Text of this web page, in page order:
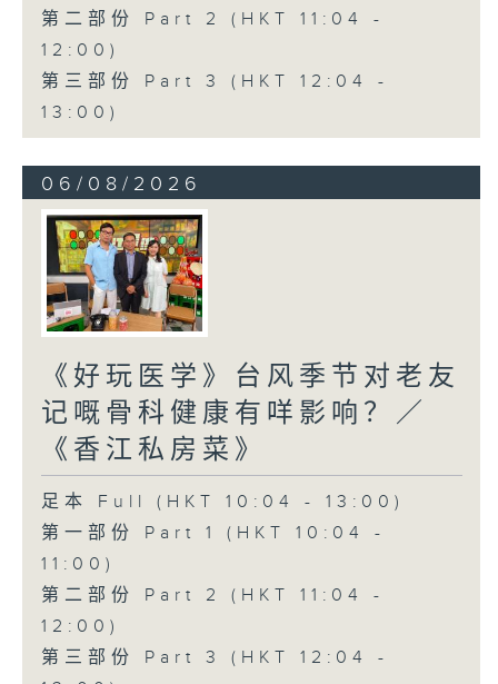
第二部份 Part 2 (HKT 11:04 -
12:00)
第三部份 Part 3 (HKT 12:04 -
13:00)
06/08/2026
《好玩医学》台风季节对老友
记嘅骨科健康有咩影响？／
《香江私房菜》
足本 Full (HKT 10:04 - 13:00)
第一部份 Part 1 (HKT 10:04 -
11:00)
第二部份 Part 2 (HKT 11:04 -
12:00)
第三部份 Part 3 (HKT 12:04 -